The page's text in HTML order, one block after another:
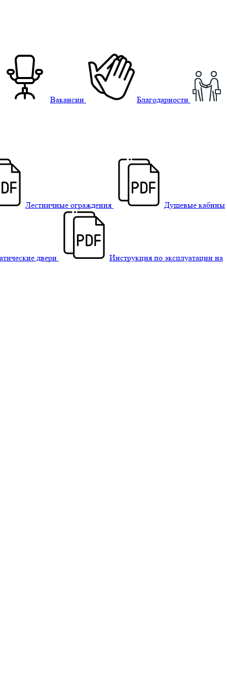
Вакансии Благодарности
Лестничные ограждения Душевые кабины
двери Инструкция по эксплуатации на